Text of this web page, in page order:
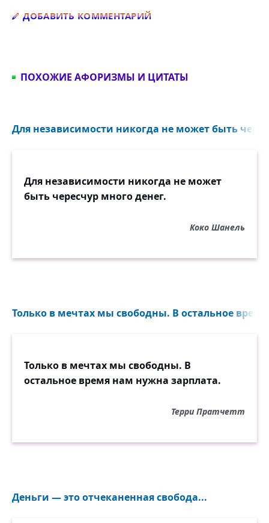
ДОБАВИТЬ КОММЕНТАРИЙ
ПОХОЖИЕ АФОРИЗМЫ И ЦИТАТЫ
Для независимости никогда не может быть
Для независимости никогда не может
быть чересчур много денег.
Коко Шанель
Только в мечтах мы свободны. В остальное
Только в мечтах мы свободны. В
остальное время нам нужна зарплата.
Терри Пратчетт
Деньги — это отчеканенная свобода...